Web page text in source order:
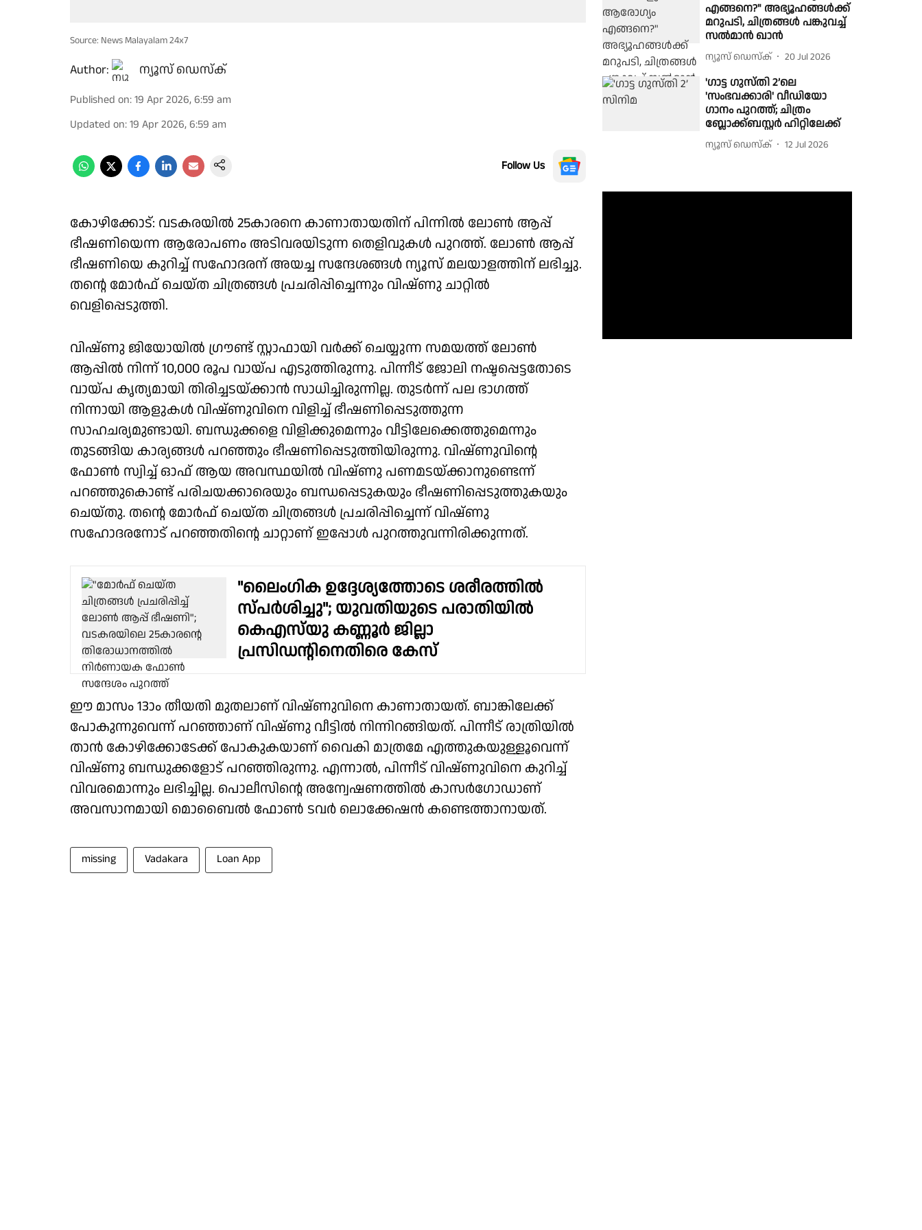
Source: News Malayalam 24x7
Author: ന്യൂസ് ഡെസ്ക്
Published on:19 Apr 2026, 6:59 am
Updated on:19 Apr 2026, 6:59 am
Follow Us
കോഴിക്കോട്: വടകരയിൽ 25കാരനെ കാണാതായതിന് പിന്നിൽ ലോൺ ആപ്പ്
ഭീഷണിയെന്ന ആരോപണം അടിവരയിടുന്ന തെളിവുകൾ പുറത്ത്. ലോൺ ആപ്പ്
ഭീഷണിയെ കുറിച്ച് സഹോദരന് അയച്ച സന്ദേശങ്ങൾ ന്യൂസ് മലയാളത്തിന് ലഭിച്ചു.
തൻ്റെ മോർഫ് ചെയ്ത ചിത്രങ്ങൾ പ്രചരിപ്പിച്ചെന്നും വിഷ്ണു ചാറ്റിൽ
വെളിപ്പെടുത്തി.
വിഷ്ണു ജിയോയിൽ ഗ്രൗണ്ട് സ്റ്റാഫായി വർക്ക് ചെയ്യുന്ന സമയത്ത് ലോൺ
ആപ്പിൽ നിന്ന് 10,000 രൂപ വായ്പ എടുത്തിരുന്നു. പിന്നീട് ജോലി നഷ്ടപ്പെട്ടതോടെ
വായ്പ കൃത്യമായി തിരിച്ചടയ്ക്കാൻ സാധിച്ചിരുന്നില്ല. തുടർന്ന് പല ഭാഗത്ത്
നിന്നായി ആളുകൾ വിഷ്ണുവിനെ വിളിച്ച് ഭീഷണിപ്പെടുത്തുന്ന
സാഹചര്യമുണ്ടായി. ബന്ധുക്കളെ വിളിക്കുമെന്നും വീട്ടിലേക്കെത്തുമെന്നും
തുടങ്ങിയ കാര്യങ്ങൾ പറഞ്ഞും ഭീഷണിപ്പെടുത്തിയിരുന്നു. വിഷ്ണുവിൻ്റെ
ഫോൺ സ്വിച്ച് ഓഫ് ആയ അവസ്ഥയിൽ വിഷ്ണു പണമടയ്ക്കാനുണ്ടെന്ന്
പറഞ്ഞുകൊണ്ട് പരിചയക്കാരെയും ബന്ധപ്പെടുകയും ഭീഷണിപ്പെടുത്തുകയും
ചെയ്തു. തൻ്റെ മോർഫ് ചെയ്ത ചിത്രങ്ങൾ പ്രചരിപ്പിച്ചെന്ന് വിഷ്ണു
സഹോദരനോട് പറഞ്ഞതിൻ്റെ ചാറ്റാണ് ഇപ്പോൾ പുറത്തുവന്നിരിക്കുന്നത്.
"ലൈംഗിക ഉദ്ദേശ്യത്തോടെ ശരീരത്തിൽ
സ്പർശിച്ചു"; യുവതിയുടെ പരാതിയിൽ
കെഎസ്‌യു കണ്ണൂർ ജില്ലാ
പ്രസിഡൻ്റിനെതിരെ കേസ്
ഈ മാസം 13ാം തീയതി മുതലാണ് വിഷ്ണുവിനെ കാണാതായത്. ബാങ്കിലേക്ക്
പോകുന്നുവെന്ന് പറഞ്ഞാണ് വിഷ്ണു വീട്ടിൽ നിന്നിറങ്ങിയത്. പിന്നീട് രാത്രിയിൽ
താൻ കോഴിക്കോടേക്ക് പോകുകയാണ് വൈകി മാത്രമേ എത്തുകയുള്ളൂവെന്ന്
വിഷ്ണു ബന്ധുക്കളോട് പറഞ്ഞിരുന്നു. എന്നാൽ, പിന്നീട് വിഷ്ണുവിനെ കുറിച്ച്
വിവരമൊന്നും ലഭിച്ചില്ല. പൊലീസിൻ്റെ അന്വേഷണത്തിൽ കാസർഗോഡാണ്
അവസാനമായി മൊബൈൽ ഫോൺ ടവർ ലൊക്കേഷൻ കണ്ടെത്താനായത്.
missing Vadakara Loan App
എങ്ങനെ?" അഭ്യൂഹങ്ങൾക്ക്
മറുപടി, ചിത്രങ്ങൾ പങ്കുവച്ച്
സൽമാൻ ഖാൻ
ന്യൂസ് ഡെസ്ക് 20 Jul 2026
'ഗാട്ട ഗുസ്തി 2’ലെ
'സംഭവക്കാരി' വീഡിയോ
ഗാനം പുറത്ത്; ചിത്രം
ബ്ലോക്ക്ബസ്റ്റർ ഹിറ്റിലേക്ക്
ന്യൂസ് ഡെസ്ക് 12 Jul 2026